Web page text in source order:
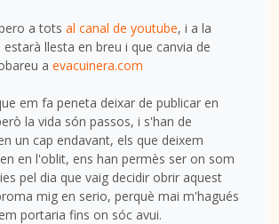
a tots al canal de youtube, i a la
llesta en breu i que canvia de
a evacuinera.com
em fa peneta deixar de publicar en
la vida són passos, i s'han de
un cap endavant, els que deixem
en l'oblit, ens han permès ser on som
pel dia que vaig decidir obrir aquest
mig en serio, perquè mai m'hagués
portaria fins on sóc avui.